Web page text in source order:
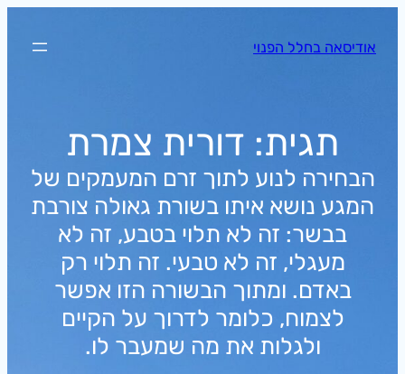
לתוכןאודיסאה בחלל הפנוי
תגית: דורית צמרת
הבחירה לנוע לתוך זרם המעמקים של
המגע נושא איתו בשורת גאולה צורבת
בבשר: זה לא תלוי בטבע, זה לא
מעגלי, זה לא טבעי. זה תלוי רק
באדם. ומתוך הבשורה הזו אפשר
לצמוח, כלומר לדרוך על הקיים
ולגלות את מה שמעבר לו.